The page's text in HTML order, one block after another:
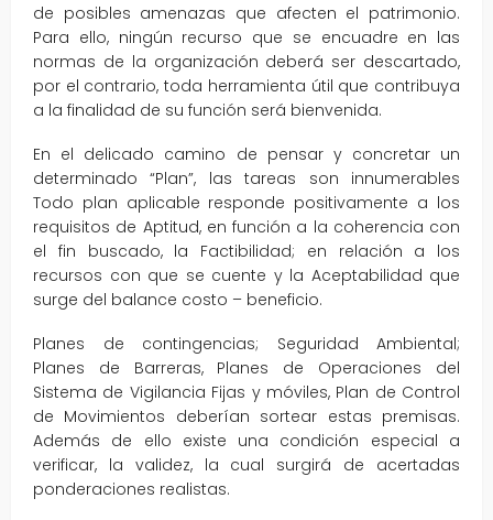
de posibles amenazas que afecten el patrimonio.
Para ello, ningún recurso que se encuadre en las
normas de la organización deberá ser descartado,
por el contrario, toda herramienta útil que contribuya
a la finalidad de su función será bienvenida.
En el delicado camino de pensar y concretar un
determinado “Plan”, las tareas son innumerables
Todo plan aplicable responde positivamente a los
requisitos de Aptitud, en función a la coherencia con
el fin buscado, la Factibilidad; en relación a los
recursos con que se cuente y la Aceptabilidad que
surge del balance costo – beneficio.
Planes de contingencias; Seguridad Ambiental;
Planes de Barreras, Planes de Operaciones del
Sistema de Vigilancia Fijas y móviles, Plan de Control
de Movimientos deberían sortear estas premisas.
Además de ello existe una condición especial a
verificar, la validez, la cual surgirá de acertadas
ponderaciones realistas.